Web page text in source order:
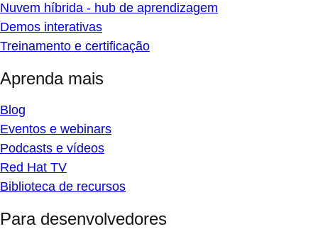
Nuvem híbrida - hub de aprendizagem
Demos interativas
Treinamento e certificação
Aprenda mais
Blog
Eventos e webinars
Podcasts e vídeos
Red Hat TV
Biblioteca de recursos
Para desenvolvedores